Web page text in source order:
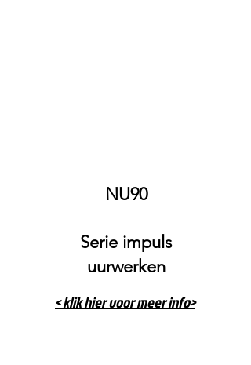
NU90
Serie impuls
uurwerken
< klik hier voor meer info>